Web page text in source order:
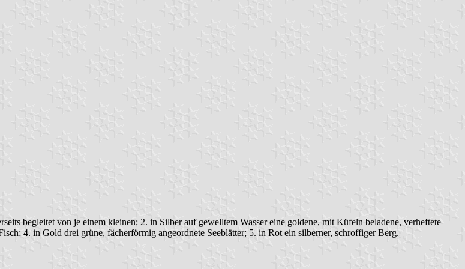
begleitet von je einem kleinen; 2. in Silber auf gewelltem Wasser eine goldene, mit Küfeln beladene, verheftete
4. in Gold drei grüne, fächerförmig angeordnete Seeblätter; 5. in Rot ein silberner, schroffiger Berg.